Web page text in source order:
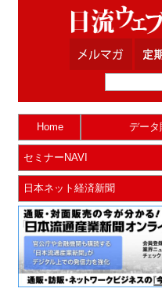
Home データ
セミナーNAVI
日本ネット経済新聞